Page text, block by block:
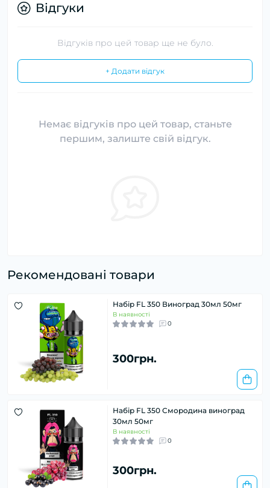
Відгуки
Відгуків про цей товар ще не було.
+ Додати відгук
Немає відгуків про цей товар, станьте
першим, залиште свій відгук.
Рекомендовані товари
Набір FL 350 Виноград 30мл 50мг
В наявності
0
300грн.
Набір FL 350 Смородина виноград
30мл 50мг
В наявності
0
300грн.